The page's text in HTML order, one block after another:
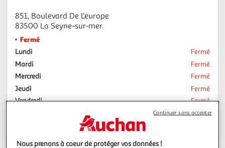
851, Boulevard De L'europe
Fermé
Lundi
Fermé
Mardi
Fermé
Mercredi
Fermé
Jeudi
Fermé
Vendredi
Fermé
Fermé
Nous prenons à coeur de protéger vos données !
Continuer sans accepter